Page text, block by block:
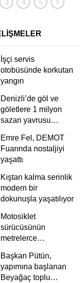
İşçi servis
otobüsünde korkutan
yangın
Denizli’de göl ve
göletlere 1 milyon
sazan yavrusu
Emre Fel, DEMOT
Fuarında nostaljiyi
yaşattı
Kıştan kalma serinlik
modern bir
dokunuşla yaşatılıyor
Motosiklet
sürücüsünün
metrelerce
güvenlik
kamerasında
Başkan Pütün,
yapımına başlanan
Beyağaç toplu